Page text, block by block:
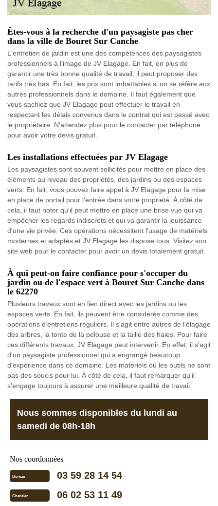
Êtes-vous à la recherche d'un paysagiste pas cher
dans la ville de Bouret Sur Canche
L'entretien de jardin est une des compétences des paysagistes
professionnels à l'image de JV Elagage. En fait, en plus de
garantir une très bonne qualité de travail, il peut proposer des
tarifs très bas. En fait, les prix sont imbattables si on se réfère aux
autres professionnels dans le domaine. Il faut également que
vous sachiez que JV Elagage peut effectuer le travail en
respectant les délais convenus dans le contrat qui est passé avec
le propriétaire. N'attendez plus pour le contacter par téléphone
pour avoir votre devis gratuit.
Les installations effectuées par JV Elagage
Les paysagistes sont souvent sollicités pour mettre en place des
éléments au niveau des propriétés, des jardins ou des espaces
verts. En fait, vous pouvez faire appel à JV Elagage pour la mise
en place de portail pour l'entrée dans votre propriété. À côté de
cela, il faut noter qu'il peut mettre en place une brise vue qui va
empêcher les regards indiscrets et qui va garantir la jouissance
d'une vie privée. Ces opérations nécessitent l'usage de matériels
modernes et adaptés et JV Elagage les dispose tous. Visitez son
site web pour le contacter pour avoir un devis totalement gratuit.
À qui peut-on faire confiance pour s'occuper du
jardin ou de l'espace vert à Bouret Sur Canche dans
le 62270
Plusieurs travaux sont en lien direct avec les jardins ou les
espaces verts. En fait, ils peuvent être considérés comme des
opérations d’entretiens réguliers. Il s'agit entre autres de l'élagage
des arbres, la tonte de la pelouse et la taille des haies. Pour faire
ces différents travaux, JV Elagage peut intervenir. En effet, il s'agit
d'un paysagiste professionnel qui a engrangé beaucoup
d'expérience dans ce domaine. Les matériels ou les outils ne sont
pas des soucis pour lui. À côté de cela, il faut remarquer qu'il
s'engage toujours à assurer une meilleure qualité de travail.
Nous sommes disponibles du lundi au
samedi de 08h-18h
Nos coordonnées
Bureau 03 59 28 14 54
Chantier 06 02 53 11 49